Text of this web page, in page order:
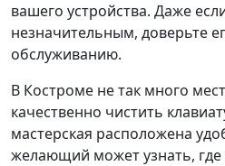
вашего устройства. Даже
незначительным, доверьте
обслуживанию.
В Костроме не так много
качественно чистить
мастерская расположена
желающий может узнать, где